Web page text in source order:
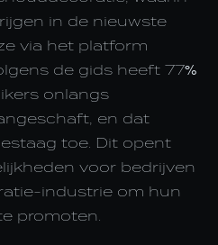
in de nieuwste
via het platform
de gids heeft 77%
onlangs
en dat
toe. Dit opent
voor bedrijven
industrie om hun
promoten.